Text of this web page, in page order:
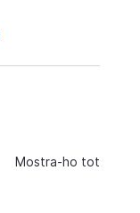
Mostra-ho tot